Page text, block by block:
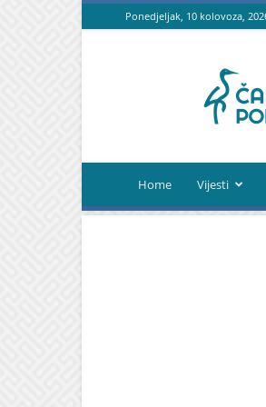
Ponedjeljak, 10 kolovoza,
Home Vijesti